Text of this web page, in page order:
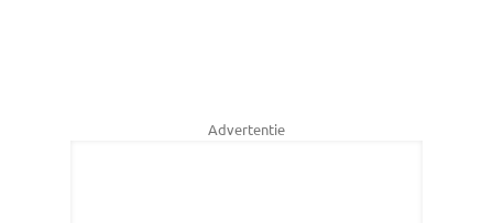
Advertentie